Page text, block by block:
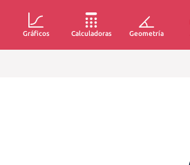
Gráficos Calculadoras Geometría